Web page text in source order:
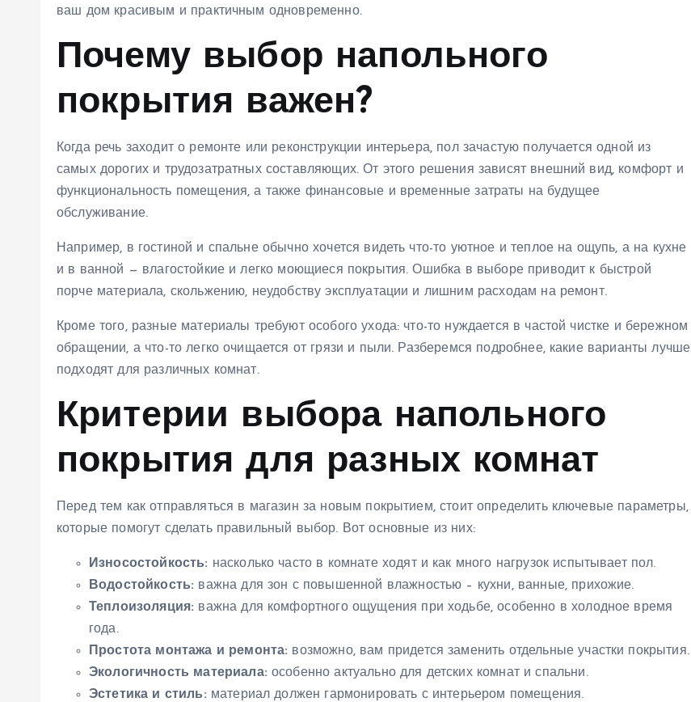
ваш дом красивым и практичным одновременно.
Почему выбор напольного
покрытия важен?
Когда речь заходит о ремонте или реконструкции интерьера, пол зачастую получается одной из
самых дорогих и трудозатратных составляющих. От этого решения зависят внешний вид, комфорт и
функциональность помещения, а также финансовые и временные затраты на будущее
обслуживание.
Например, в гостиной и спальне обычно хочется видеть что-то уютное и теплое на ощупь, а на кухне
и в ванной — влагостойкие и легко моющиеся покрытия. Ошибка в выборе приводит к быстрой
порче материала, скольжению, неудобству эксплуатации и лишним расходам на ремонт.
Кроме того, разные материалы требуют особого ухода: что-то нуждается в частой чистке и бережном
обращении, а что-то легко очищается от грязи и пыли. Разберемся подробнее, какие варианты лучше
подходят для различных комнат.
Критерии выбора напольного
покрытия для разных комнат
Перед тем как отправляться в магазин за новым покрытием, стоит определить ключевые параметры,
которые помогут сделать правильный выбор. Вот основные из них:
Износостойкость: насколько часто в комнате ходят и как много нагрузок испытывает пол.
Водостойкость: важна для зон с повышенной влажностью – кухни, ванные, прихожие.
Теплоизоляция: важна для комфортного ощущения при ходьбе, особенно в холодное время
года.
Простота монтажа и ремонта: возможно, вам придется заменить отдельные участки покрытия.
Экологичность материала: особенно актуально для детских комнат и спальни.
Эстетика и стиль: материал должен гармонировать с интерьером помещения.